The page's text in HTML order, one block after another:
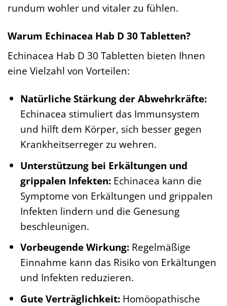
rundum wohler und vitaler zu fühlen.
Warum Echinacea Hab D 30 Tabletten?
Echinacea Hab D 30 Tabletten bieten Ihnen
eine Vielzahl von Vorteilen:
Natürliche Stärkung der Abwehrkräfte:
Echinacea stimuliert das Immunsystem
und hilft dem Körper, sich besser gegen
Krankheitserreger zu wehren.
Unterstützung bei Erkältungen und
grippalen Infekten:Echinacea kann die
Symptome von Erkältungen und grippalen
Infekten lindern und die Genesung
beschleunigen.
Vorbeugende Wirkung:Regelmäßige
Einnahme kann das Risiko von Erkältungen
und Infekten reduzieren.
Gute Verträglichkeit:Homöopathische